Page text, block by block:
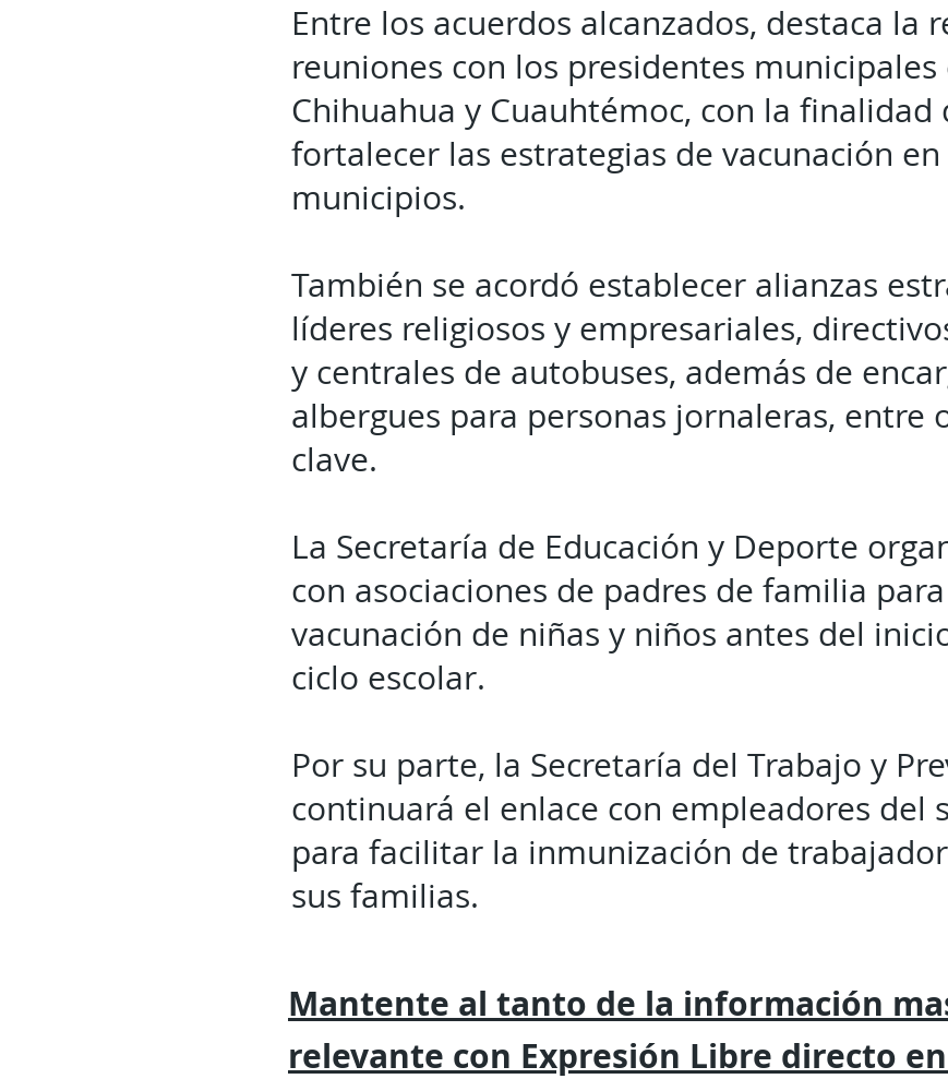
Entre los acuerdos alcanzados, destaca la
reuniones con los presidentes municipales
Chihuahua y Cuauhtémoc, con la finalidad
fortalecer las estrategias de vacunación
municipios.
También se acordó establecer alianzas
líderes religiosos y empresariales,
y centrales de autobuses, además de
albergues para personas jornaleras, entre
clave.
La Secretaría de Educación y Deporte
con asociaciones de padres de familia
vacunación de niñas y niños antes del
ciclo escolar.
Por su parte, la Secretaría del Trabajo y
continuará el enlace con empleadores del
para facilitar la inmunización de
sus familias.
Mantente al tanto de la información
relevante con Expresión Libre directo